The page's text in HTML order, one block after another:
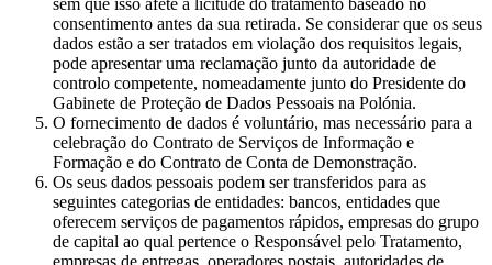
sem que isso afete a licitude do tratamento baseado no
consentimento antes da sua retirada. Se considerar que os seus
dados estão a ser tratados em violação dos requisitos legais,
pode apresentar uma reclamação junto da autoridade de
controlo competente, nomeadamente junto do Presidente do
Gabinete de Proteção de Dados Pessoais na Polónia.
O fornecimento de dados é voluntário, mas necessário para a
celebração do Contrato de Serviços de Informação e
Formação e do Contrato de Conta de Demonstração.
Os seus dados pessoais podem ser transferidos para as
seguintes categorias de entidades: bancos, entidades que
oferecem serviços de pagamentos rápidos, empresas do grupo
de capital ao qual pertence o Responsável pelo Tratamento,
empresas de entregas, operadores postais, autoridades de